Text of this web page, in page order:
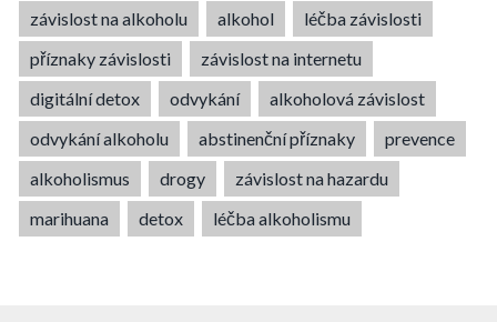
závislost na alkoholu
alkohol
léčba závislosti
příznaky závislosti
závislost na internetu
digitální detox
odvykání
alkoholová závislost
odvykání alkoholu
abstinenční příznaky
prevence
alkoholismus
drogy
závislost na hazardu
marihuana
detox léčba alkoholismu